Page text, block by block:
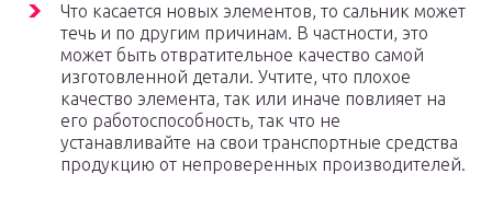
Что касается новых элементов, то сальник может
течь и по другим причинам. В частности, это
может быть отвратительное качество самой
изготовленной детали. Учтите, что плохое
качество элемента, так или иначе повлияет на
его работоспособность, так что не
устанавливайте на свои транспортные средства
продукцию от непроверенных производителей.